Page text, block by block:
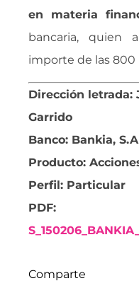
en materia
bancaria, quien
importe de las 800
Dirección letrada:
Garrido
Banco: Bankia,
Producto:
Perfil: Particular
PDF:
Comparte